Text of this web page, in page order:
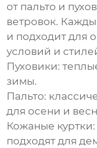
от пальто и
ветровок.
и подходит для
условий и
Пуховики:
зимы.
Пальто:
для осени и
Кожаные
подходят для